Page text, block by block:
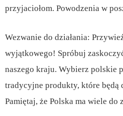
przyjaciołom. Powodzenia w
Wezwanie do działania:
wyjątkowego! Spróbuj
naszego kraju. Wybierz polskie
tradycyjne produkty, które będą
Pamiętaj, że Polska ma wiele do